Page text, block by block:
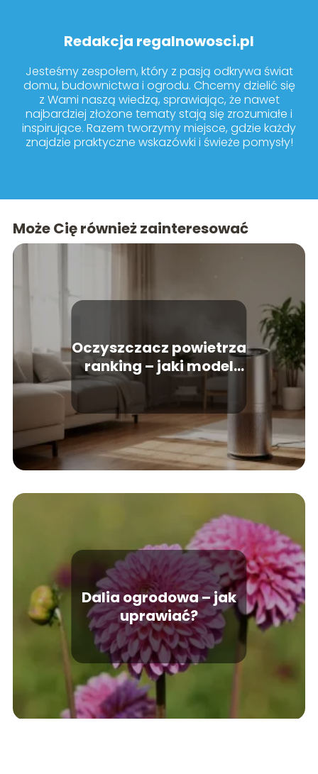
Redakcja regalnowosci.pl
Jesteśmy zespołem, który z pasją odkrywa świat
domu, budownictwa i ogrodu. Chcemy dzielić się
z Wami naszą wiedzą, sprawiając, że nawet
najbardziej złożone tematy stają się zrozumiałe i
inspirujące. Razem tworzymy miejsce, gdzie każdy
znajdzie praktyczne wskazówki i świeże pomysły!
Może Cię również zainteresować
Oczyszczacz powietrza
ranking – jaki model
wybrać do domu?
Dalia ogrodowa – jak
uprawiać?